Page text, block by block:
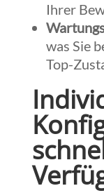
Ihrer
was Sie
Top-